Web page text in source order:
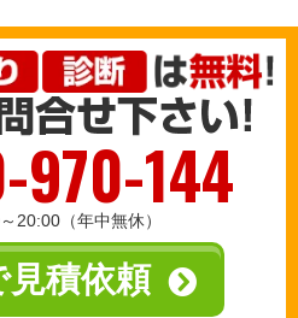
970-144
20:00（年中無休）
見積依頼